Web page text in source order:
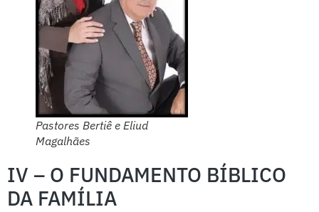
Pastores Bertiê e Eliud
Magalhães
IV – O FUNDAMENTO BÍBLICO
DA FAMÍLIA